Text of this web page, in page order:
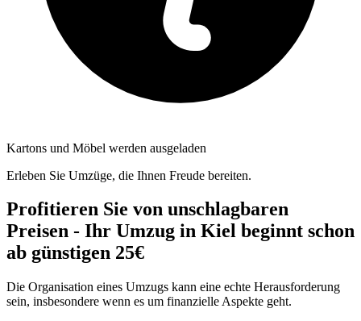
Kartons und Möbel werden ausgeladen
Erleben Sie Umzüge, die Ihnen Freude bereiten.
Profitieren Sie von unschlagbaren
Preisen - Ihr Umzug in Kiel beginnt schon
ab günstigen 25€
Die Organisation eines Umzugs kann eine echte Herausforderung
sein, insbesondere wenn es um finanzielle Aspekte geht.